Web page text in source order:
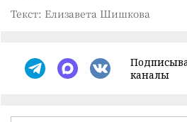
Текст: Елизавета Шишкова
каналы